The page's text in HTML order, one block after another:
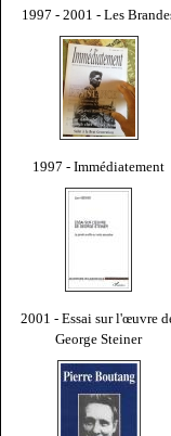
1997 - 2001 - Les
1997 - Immédiatement
2001 - Essai sur l'œuvre
George Steiner